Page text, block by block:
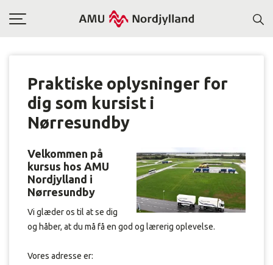
Toggle
Praktiske oplysninger for
dig som kursist i
Nørresundby
Velkommen på
kursus hos AMU
Nordjylland i
Nørresundby
Vi glæder os til at se dig
og håber, at du må få en god og lærerig oplevelse.
Vores adresse er: